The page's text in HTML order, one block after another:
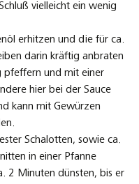
vielleicht ein wenig
erhitzen und die für ca.
darin kräftig anbraten
pfeffern und mit einer
hier bei der Sauce
kann mit Gewürzen
Schalotten, sowie ca.
in einer Pfanne
2 Minuten dünsten, bis er